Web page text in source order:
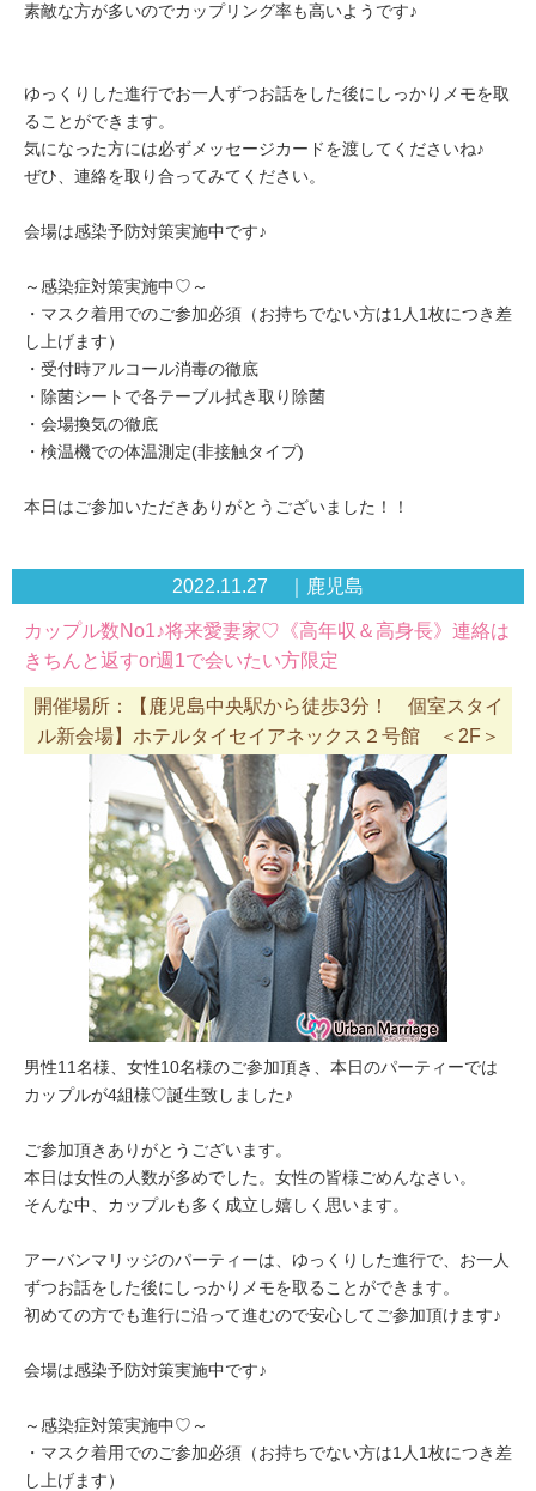
素敵な方が多いのでカップリング率も高いようです♪
ゆっくりした進行でお一人ずつお話をした後にしっかりメモを取
ることができます。
気になった方には必ずメッセージカードを渡してくださいね♪
ぜひ、連絡を取り合ってみてください。
会場は感染予防対策実施中です♪
～感染症対策実施中♡～
・マスク着用でのご参加必須（お持ちでない方は1人1枚につき差
し上げます）
・受付時アルコール消毒の徹底
・除菌シートで各テーブル拭き取り除菌
・会場換気の徹底
・検温機での体温測定(非接触タイプ)
本日はご参加いただきありがとうございました！！
2022.11.27 ｜鹿児島
カップル数No1♪将来愛妻家♡《高年収＆高身長》連絡は
きちんと返すor週1で会いたい方限定
開催場所：【鹿児島中央駅から徒歩3分！ 個室スタイ
ル新会場】ホテルタイセイアネックス２号館 ＜2F＞
男性11名様、女性10名様のご参加頂き、本日のパーティーでは
カップルが4組様♡誕生致しました♪
ご参加頂きありがとうございます。
本日は女性の人数が多めでした。女性の皆様ごめんなさい。
そんな中、カップルも多く成立し嬉しく思います。
アーバンマリッジのパーティーは、ゆっくりした進行で、お一人
ずつお話をした後にしっかりメモを取ることができます。
初めての方でも進行に沿って進むので安心してご参加頂けます♪
会場は感染予防対策実施中です♪
～感染症対策実施中♡～
・マスク着用でのご参加必須（お持ちでない方は1人1枚につき差
し上げます）